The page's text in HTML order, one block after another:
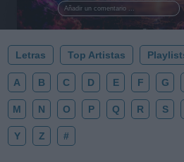
Añadir un comentario ...
esta colección para tu próxima
✨⭐
Letras Top Artistas
A B C D E F G
M N O P Q R S
Y Z #